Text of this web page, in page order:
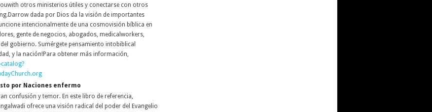
otros ministerios útiles y conectarse con otros
dada por Dios da la visión de importantes
intencionalmente de una cosmovisión bíblica en
gente de negocios, abogados, medicalworkers,
gobierno. Sumérgete pensamiento intobiblical
y la nación!Para obtener más información,
por Naciones enfermo
confusión y temor. En este libro de referencia,
ofrece una visión radical del poder del Evangelio